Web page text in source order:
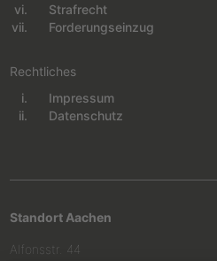
Strafrecht
Forderungseinzug
Rechtliches
Navigation überspringen
Impressum
Datenschutz
Standort Aachen
Alfonsstr. 44